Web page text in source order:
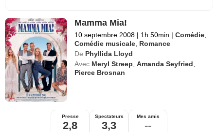
Mamma Mia!
10 septembre 2008 | 1h 50min | Comédie
Comédie musicale Romance
De Phyllida Lloyd
Avec Meryl Streep ,Amanda Seyfried
Pierce Brosnan
Presse
2,8
Spectateurs
3,3
Mes amis
--